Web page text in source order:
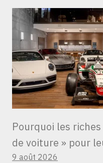
Pourquoi les
de voiture » ​​pour
9 août 2026